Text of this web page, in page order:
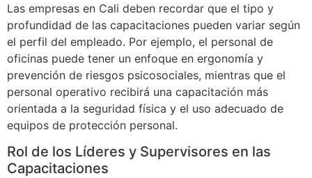
Las empresas en Cali deben recordar que el tipo y
profundidad de las capacitaciones pueden variar según
el perfil del empleado. Por ejemplo, el personal de
oficinas puede tener un enfoque en ergonomía y
prevención de riesgos psicosociales, mientras que el
personal operativo recibirá una capacitación más
orientada a la seguridad física y el uso adecuado de
equipos de protección personal.
Rol de los Líderes y Supervisores en las
Capacitaciones